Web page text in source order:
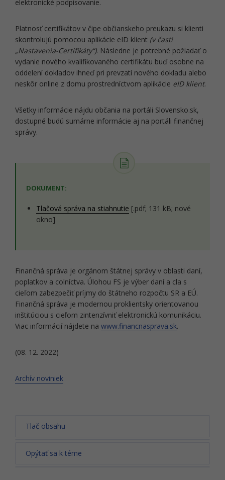
elektronické podpisovanie.
Platnosť certifikátov v čipe občianskeho preukazu si klienti
skontrolujú pomocou aplikácie eID klient (v časti
„Nastavenia-Certifikáty“). Následne je potrebné požiadať o
vydanie nového kvalifikovaného certifikátu buď osobne na
oddelení dokladov ihneď pri prevzatí nového dokladu alebo
neskôr online z domu prostredníctvom aplikácie eID klient.
Všetky informácie nájdu občania na portáli Slovensko.sk,
dostupné budú sumárne informácie aj na portáli finančnej
správy.
DOKUMENT:
Tlačová správa na stiahnutie [.pdf; 131 kB; nové
okno]
Finančná správa je orgánom štátnej správy v oblasti daní,
poplatkov a colníctva. Úlohou FS je výber daní a cla s
cieľom zabezpečiť príjmy do štátneho rozpočtu SR a EÚ.
Finančná správa je modernou proklientsky orientovanou
inštitúciou s cieľom zintenzívniť elektronickú komunikáciu.
Viac informácií nájdete na www.financnasprava.sk.
(08. 12. 2022)
Archív noviniek
Tlač obsahu
Opýtať sa k téme